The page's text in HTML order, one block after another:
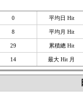
0 平均日 Hit
8 平均月 Hit
29 累積總 Hit
14 最大 Hit 月